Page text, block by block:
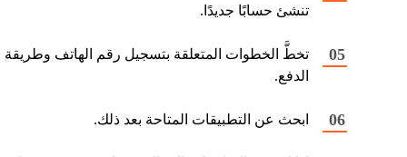
تنشئ حسابًا جديدًا.
تخطَّ الخطوات المتعلقة بتسجيل رقم الهاتف وطريقة
الدفع.
ابحث عن التطبيقات المتاحة بعد ذلك.